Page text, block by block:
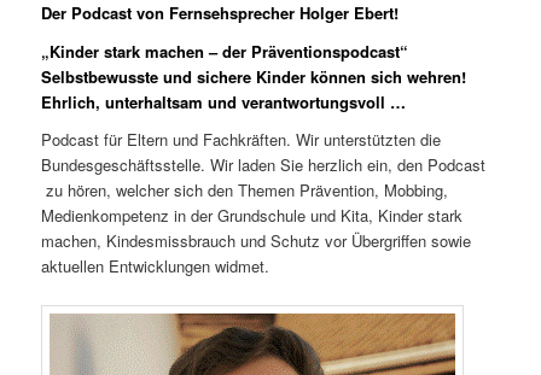
Der Podcast von Fernsehsprecher Holger Ebert!
„Kinder stark machen – der Präventionspodcast“
Selbstbewusste und sichere Kinder können sich wehren!
Ehrlich, unterhaltsam und verantwortungsvoll …
Podcast für Eltern und Fachkräften. Wir unterstützten die
Bundesgeschäftsstelle. Wir laden Sie herzlich ein, den Podcast
zu hören, welcher sich den Themen Prävention, Mobbing,
Medienkompetenz in der Grundschule und Kita, Kinder stark
machen, Kindesmissbrauch und Schutz vor Übergriffen sowie
aktuellen Entwicklungen widmet.